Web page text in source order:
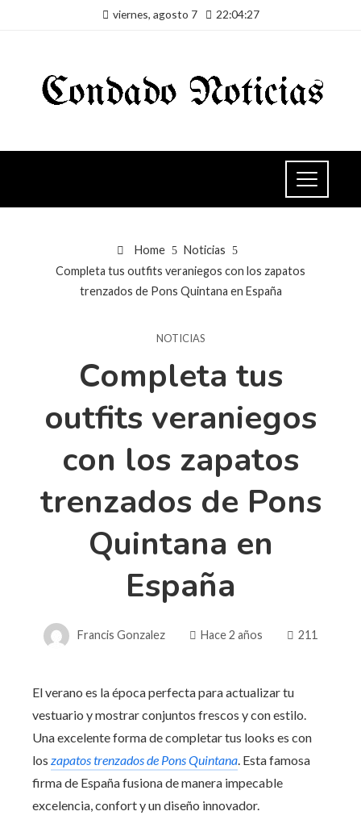
viernes, agosto 7 22:04:27
Home
Noticias
Completa tus outfits veraniegos con los zapatos
trenzados de Pons Quintana en España
NOTICIAS
Completa tus
outfits veraniegos
con los zapatos
trenzados de Pons
Quintana en
España
Francis Gonzalez Hace 2 años 211
El verano es la época perfecta para actualizar tu
vestuario y mostrar conjuntos frescos y con estilo.
Una excelente forma de completar tus looks es con
los zapatos trenzados de Pons Quintana. Esta famosa
firma de España fusiona de manera impecable
excelencia, confort y un diseño innovador.